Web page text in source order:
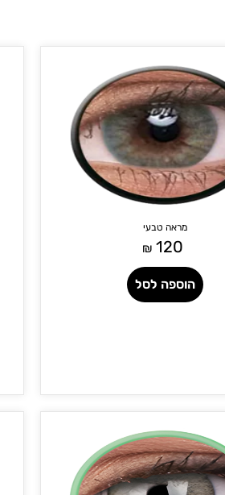
מראה טבעי
120
₪
הוספה לסל